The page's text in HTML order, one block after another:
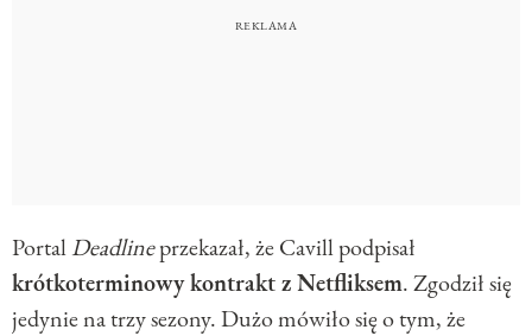
PortalDeadlineprzekazał, że Cavill podpisał
krótkoterminowy kontrakt z Netfliksem. Zgodził się
jedynie na trzy sezony. Dużo mówiło się o tym, że